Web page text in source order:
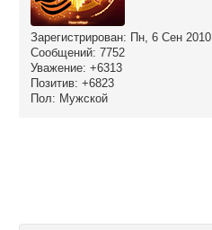
Зарегистрирован: Пн, 6 Сен 2010
Сообщений: 7752
Уважение: +6313
Позитив: +6823
Пол: Мужской